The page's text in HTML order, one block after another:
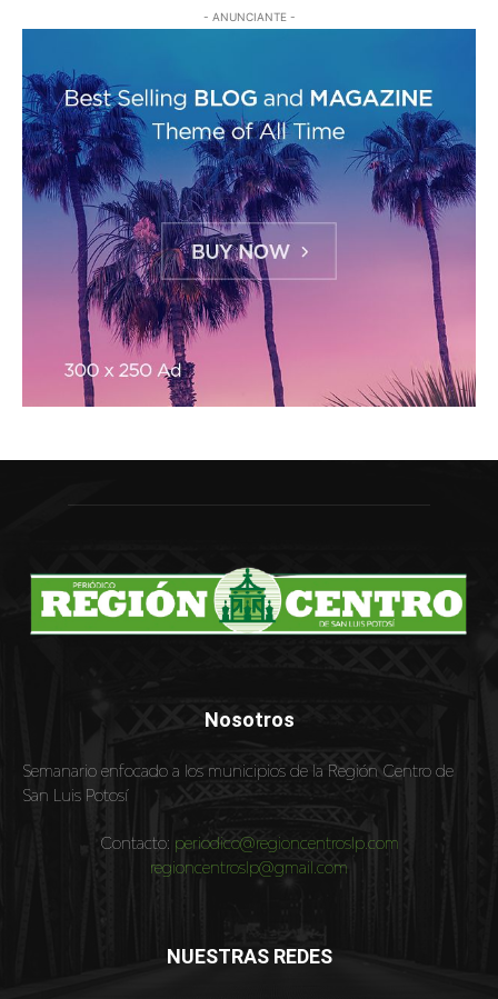
- ANUNCIANTE -
Nosotros
Semanario enfocado a los municipios de la Región Centro de
San Luis Potosí
Contacto: periodico@regioncentroslp.com
regioncentroslp@gmail.com
NUESTRAS REDES